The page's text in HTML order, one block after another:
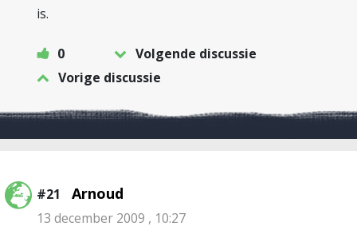
is.
0
Volgende discussie
Vorige discussie
#21 Arnoud
13 december 2009 , 10:27